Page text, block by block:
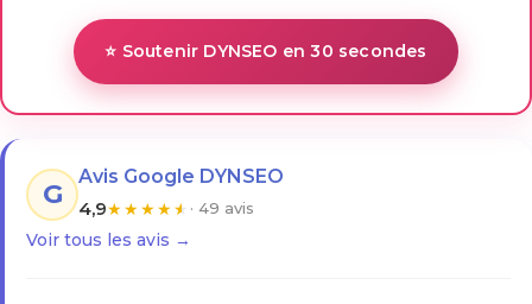
⭐ Soutenir DYNSEO en 30 secondes
G
Avis Google DYNSEO
4,9★★★★★ · 49 avis
Voir tous les avis →